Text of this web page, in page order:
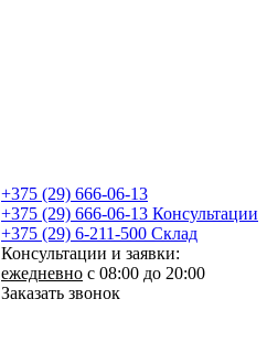
+375 (29) 666-06-13
+375 (29) 666-06-13 Консультации
+375 (29) 6-211-500 Склад
Консультации и заявки:
ежедневно с 08:00 до 20:00
Заказать звонок